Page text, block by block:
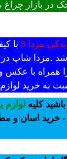
در بازار چراغ
مزدا 3
با
.مزدا شاپ
همراه با
به خرید
کلیه لوازم
خرید اسان و